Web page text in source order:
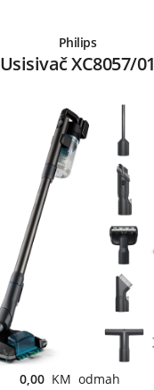
Philips
Usisivač XC8057/01
0,00 KM odmah